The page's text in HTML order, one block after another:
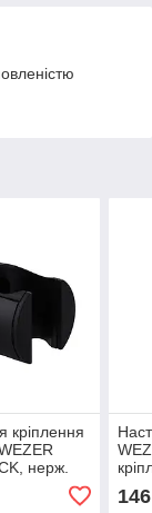
кріплення
нерж.
146